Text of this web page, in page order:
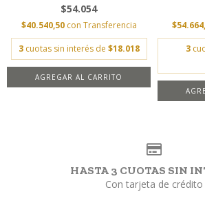
$54.054
$40.540,50 con Transferencia
3 cuotas sin interés de $18.018
AGREGAR AL CARRITO
3
HASTA 3 CUOTAS SIN
Con tarjeta de crédito